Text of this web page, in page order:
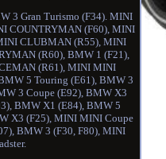
3 Gran Turismo (F34). MINI
COUNTRYMAN (F60), MINI
CLUBMAN (R55), MINI
(R60), BMW 1 (F21),
(R61), MINI MINI
5 Touring (E61), BMW 3
3 Coupe (E92), BMW X3
BMW X1 (E84), BMW 5
X3 (F25), MINI MINI Coupe
BMW 3 (F30, F80), MINI